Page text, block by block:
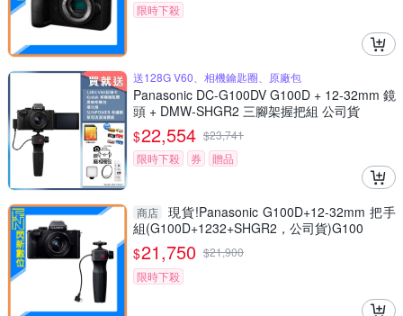
限時下殺
送128G V60、相機鑰匙圈、原廠包
Panasonic DC-G100DV G100D + 12-32mm 鏡
頭 + DMW-SHGR2 三腳架握把組 公司貨
$22,554 $23,741
限時下殺
券 贈品
商店
現貨!Panasonic G100D+12-32mm 把手
組(G100D+1232+SHGR2，公司貨)G100
$21,750 $21,900
限時下殺